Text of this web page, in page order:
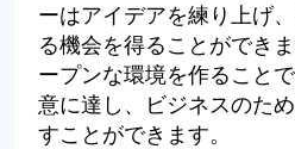
ーはアイデアを練り上げ
る機会を得ることができ
ープンな環境を作ること
意に達し、ビジネスのた
すことができます。